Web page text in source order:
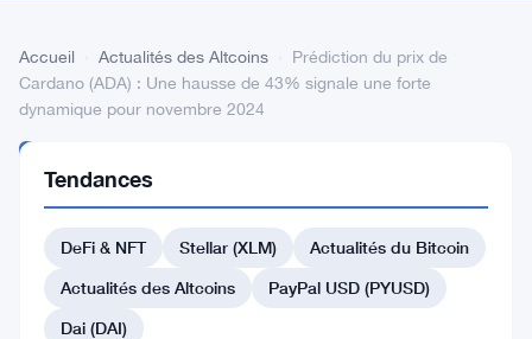
Accueil Actualités des Altcoins
Prédiction du prix de
Cardano (ADA) : Une hausse de 43% signale une forte
dynamique pour novembre 2024
DES
ALTCOINS
Prédiction
prix
Tendances
DeFi & NFT Stellar (XLM)
Actualités du Bitcoin
Actualités des Altcoins
PayPal USD (PYUSD)
Dai (DAI)